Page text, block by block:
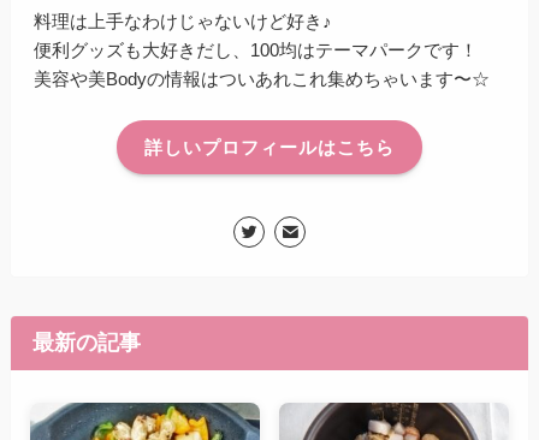
料理は上手なわけじゃないけど好き♪
便利グッズも大好きだし、100均はテーマパークです！
美容や美Bodyの情報はついあれこれ集めちゃいます〜☆
詳しいプロフィールはこちら
最新の記事